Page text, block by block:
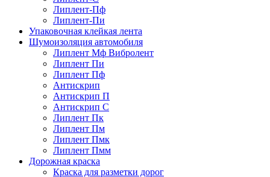
Липлент-Пф
Липлент-Пи
Упаковочная клейкая лента
Шумоизоляция автомобиля
Липлент Мф Вибролент
Липлент Пи
Липлент Пф
Антискрип
Антискрип П
Антискрип С
Липлент Пк
Липлент Пм
Липлент Пмк
Липлент Пмм
Дорожная краска
Краска для разметки дорог